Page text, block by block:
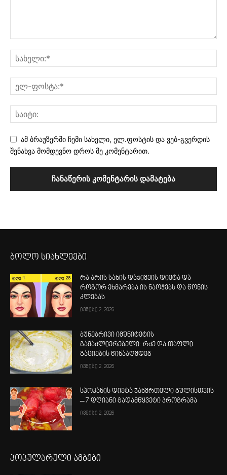
ამ ბრაუზერში ჩემი სახელი, ელ.ფოსტის და ვებ-გვერდის
შენახვა მომდევნო დროს მე კომენტარით.
ბოლო სიახლეები
რა არის სახის დაჭიმვის დიეტა და
როგორ ეხმარება ის ნაოჭებს და წონის
კლებას
ივნისი 2, 2026
ბუნებრივი იმუნიტეტის
გამაძლიერებელი: რძე და თაფლი
გაციების წინააღმდეგ
ივნისი 2, 2026
სპოკანის დიეტა ჯანმრთელი გულისთვის
– 7 დღიანი გადამწყვეტი პროგრამა
ივნისი 2, 2026
პოპულარული ამბები